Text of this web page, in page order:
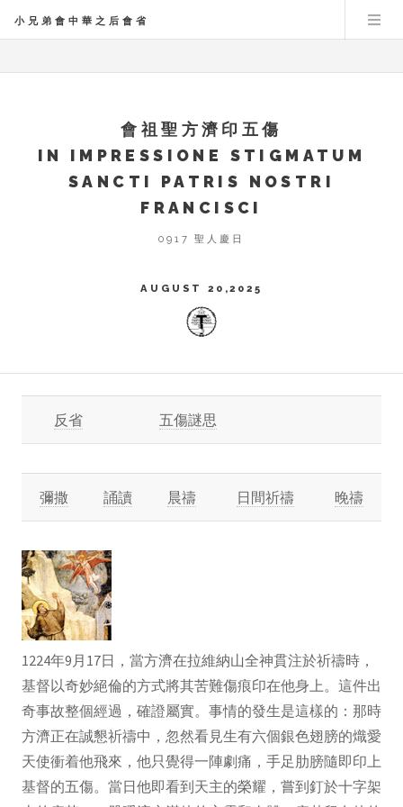
小兄弟會中華之后會省
會祖聖方濟印五傷
IN IMPRESSIONE STIGMATUM
SANCTI PATRIS NOSTRI
FRANCISCI
0917 聖人慶日
AUGUST 20,2025
反省 五傷謎思
彌撒 誦讀 晨禱 日間祈禱 晚禱
1224年9月17日，當方濟在拉維納山全神貫注於祈禱時，
基督以奇妙絕倫的方式將其苦難傷痕印在他身上。這件出
奇事故整個經過，確證屬實。事情的發生是這樣的：那時
方濟正在誠懇祈禱中，忽然看見生有六個銀色翅膀的熾愛
天使衝着他飛來，他只覺得一陣劇痛，手足肋膀隨即印上
基督的五傷。當日他即看到天主的榮耀，嘗到釘於十字架